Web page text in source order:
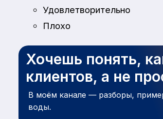
Удовлетворительно
Плохо
Хочешь понять,
клиентов, а не
В моём канале — разборы,
воды.